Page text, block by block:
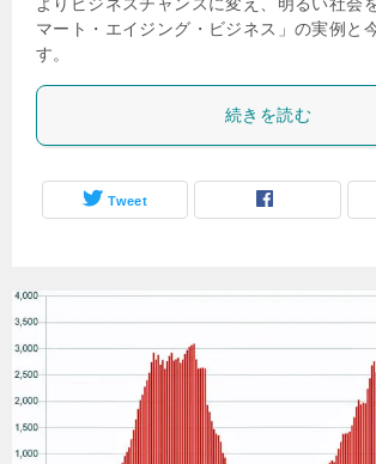
マート・エイジング・ビジネス」の実例と
す。
続きを読む
Tweet